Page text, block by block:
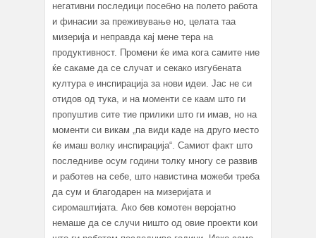
негативни последици посебно на полето работа
и финасии за преживување но, целата таа
мизерија и неправда кај мене тера на
продуктивност. Промени ќе има кога самите ние
ќе сакаме да се случат и секако изгубената
култура е инспирација за нови идеи. Јас не си
отидов од тука, и на моменти се каам што ги
пропуштив сите тие прилики што ги имав, но на
моменти си викам „па види каде на друго место
ќе имаш волку инспирација“. Самиот факт што
последниве осум години толку многу се развив
и работев на себе, што навистина можеби треба
да сум и благодарен на мизеријата и
сиромаштијата. Ако бев комотен веројатно
немаше да се случи ништо од овие проекти кои